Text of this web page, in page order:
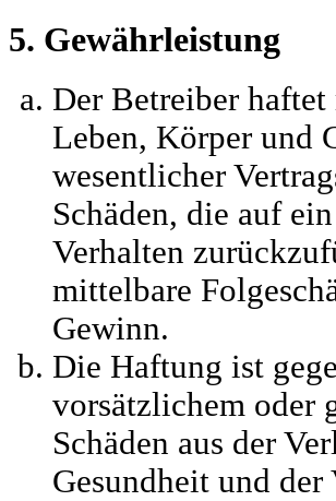
5. Gewährleistung
Der Betreiber
Leben, Körper und
wesentlicher
Schäden, die auf
Verhalten
mittelbare
Gewinn.
Die Haftung ist
vorsätzlichem oder
Schäden aus der
Gesundheit und